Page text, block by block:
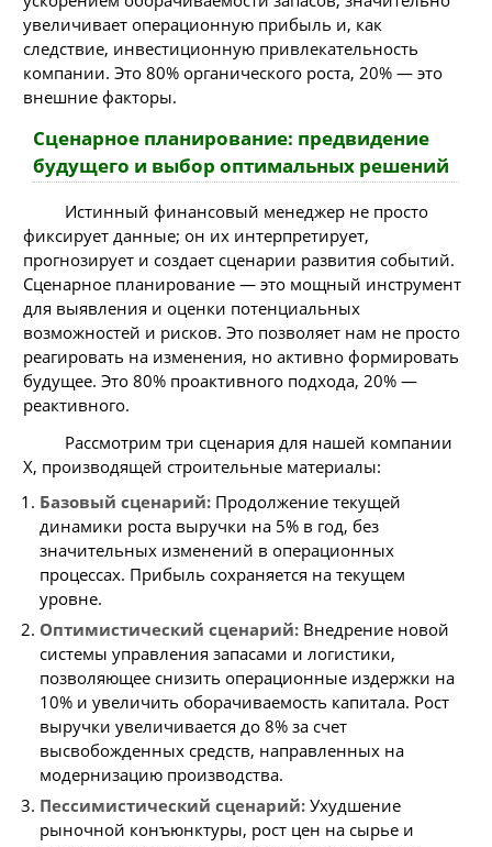
увеличивает операционную прибыль и, как
следствие, инвестиционную привлекательность
компании. Это 80% органического роста, 20% — это
внешние факторы.
Сценарное планирование: предвидение
будущего и выбор оптимальных решений
Истинный финансовый менеджер не просто
фиксирует данные; он их интерпретирует,
прогнозирует и создает сценарии развития событий.
Сценарное планирование — это мощный инструмент
для выявления и оценки потенциальных
возможностей и рисков. Это позволяет нам не просто
реагировать на изменения, но активно формировать
будущее. Это 80% проактивного подхода, 20% —
реактивного.
Рассмотрим три сценария для нашей компании
X, производящей строительные материалы:
Базовый сценарий: Продолжение текущей
динамики роста выручки на 5% в год, без
значительных изменений в операционных
процессах. Прибыль сохраняется на текущем
уровне.
Оптимистический сценарий: Внедрение новой
системы управления запасами и логистики,
позволяющее снизить операционные издержки на
10% и увеличить оборачиваемость капитала. Рост
выручки увеличивается до 8% за счет
высвобожденных средств, направленных на
модернизацию производства.
Пессимистический сценарий: Ухудшение
рыночной конъюнктуры, рост цен на сырье и